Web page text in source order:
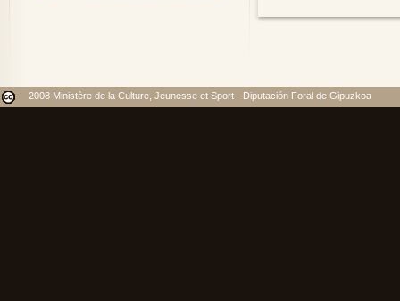
2008 Ministère de la Culture, Jeunesse et Sport - Diputación Foral de Gipuzkoa